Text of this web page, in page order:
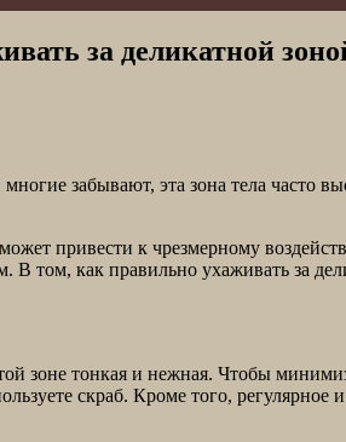
за деликатной
забывают, эта зона тела часто
привести к чрезмерному
как правильно ухаживать за
зоне тонкая и нежная. Чтобы
скраб. Кроме того,